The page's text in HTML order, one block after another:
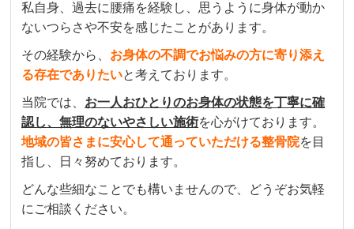
私自身、過去に腰痛を経験し、思うように身体が動か
ないつらさや不安を感じたことがあります。
その経験から、 お身体の不調でお悩みの方に寄り添え
る存在でありたいと考えております。
当院では、 お一人おひとりのお身体の状態を丁寧に確
認し、無理のないやさしい施術を心がけております。
地域の皆さまに安心して通っていただける整骨院を目
指し、日々努めております。
どんな些細なことでも構いませんので、どうぞお気軽
にご相談ください。